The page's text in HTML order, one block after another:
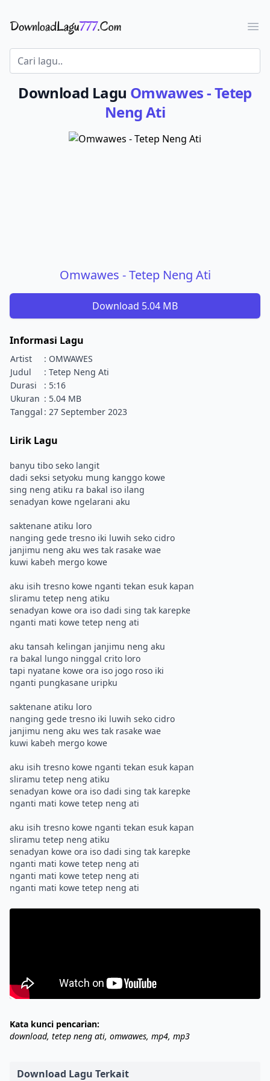
Download Lagu - LaguJoss.com
Download Lagu Omwawes - Tetep
Neng Ati
Omwawes - Tetep Neng Ati
Download 5.04 MB
Informasi Lagu
Artist
: OMWAWES
Judul
: Tetep Neng Ati
Durasi
: 5:16
Ukuran : 5.04 MB
Tanggal : 27 September 2023
Lirik Lagu
banyu tibo seko langit
dadi seksi setyoku mung kanggo kowe
sing neng atiku ra bakal iso ilang
senadyan kowe ngelarani aku
saktenane atiku loro
nanging gede tresno iki luwih seko cidro
janjimu neng aku wes tak rasake wae
kuwi kabeh mergo kowe
aku isih tresno kowe nganti tekan esuk kapan
sliramu tetep neng atiku
senadyan kowe ora iso dadi sing tak karepke
nganti mati kowe tetep neng ati
aku tansah kelingan janjimu neng aku
ra bakal lungo ninggal crito loro
tapi nyatane kowe ora iso jogo roso iki
nganti pungkasane uripku
saktenane atiku loro
nanging gede tresno iki luwih seko cidro
janjimu neng aku wes tak rasake wae
kuwi kabeh mergo kowe
aku isih tresno kowe nganti tekan esuk kapan
sliramu tetep neng atiku
senadyan kowe ora iso dadi sing tak karepke
nganti mati kowe tetep neng ati
aku isih tresno kowe nganti tekan esuk kapan
sliramu tetep neng atiku
senadyan kowe ora iso dadi sing tak karepke
nganti mati kowe tetep neng ati
nganti mati kowe tetep neng ati
Kata kunci pencarian:
download, tetep neng ati, omwawes, mp4, mp3
Download Lagu Terkait